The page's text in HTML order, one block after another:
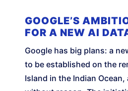
GOOGLE’S
FOR A NEW AI
Google has big plans: a
to be established on the
Island in the Indian